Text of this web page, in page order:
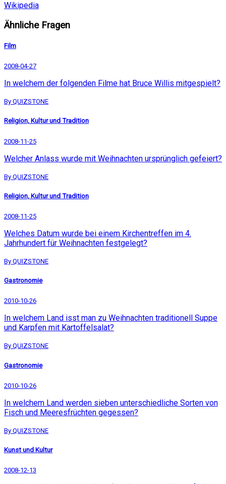
Wikipedia
Ähnliche Fragen
Film
2008-04-27
In welchem der folgenden Filme hat Bruce Willis mitgespielt?
By QUIZSTONE
Religion, Kultur und Tradition
2008-11-25
Welcher Anlass wurde mit Weihnachten ursprünglich gefeiert?
By QUIZSTONE
Religion, Kultur und Tradition
2008-11-25
Welches Datum wurde bei einem Kirchentreffen im 4.
Jahrhundert für Weihnachten festgelegt?
By QUIZSTONE
Gastronomie
2010-10-26
In welchem Land isst man zu Weihnachten traditionell Suppe
und Karpfen mit Kartoffelsalat?
By QUIZSTONE
Gastronomie
2010-10-26
In welchem Land werden sieben unterschiedliche Sorten von
Fisch und Meeresfrüchten gegessen?
By QUIZSTONE
Kunst und Kultur
2008-12-13